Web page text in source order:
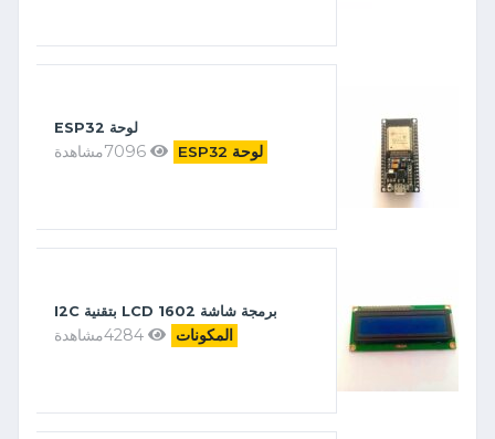
لوحة ESP32
لوحة ESP32
برمجة شاشة 1602 LCD بتقنية I2C
المكونات